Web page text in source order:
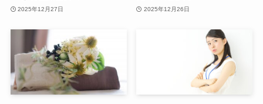
2025年12月27日 2025年12月26日